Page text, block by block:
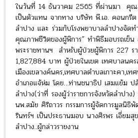
ในวันที่ 14 ธันวาคม 2565 ที่ผ่านมา คุณ
เป็นตัวแทน จากทาง บริษัท พี.เอ. คอนกรีต
ลำปาง และ ร่วมกับโรงพยาบาลลำปางจัด
คุณภาพชีวิตของผู้พิการ” ทำพิธีมอบรถเข็
พระราชทานฯ สำหรับผู้ป่วยผู้พิการ 227
1,827,884 บาท ผู้ป่วยในเขต เทศบาลนคร
เมืองเขลางค์นคร,เทศบาลตำบลเกาะคา,เ
อำเภอแจ้ห่ม โดย…ท่านชนาธิป เสมแย้ม ป
ลำปาง(ว่าที่ รองผู้ว่าราชการจังหวัดลำปาง
นพ.สมัย ศิริถาวร กรรมการผู้จัดการมูลนิธิ
รินทร์ฯ เป็นประธานมอบ นางศิรพร เอี่ยมสุ
ลำปาง..ผู้กล่าวรายงาน